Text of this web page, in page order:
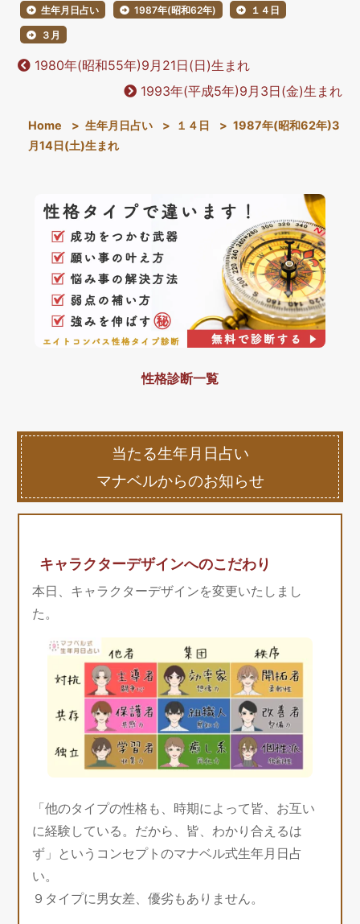
生年月日占い 1987年(昭和62年) １４日
３月
1980年(昭和55年)9月21日(日)生まれ
1993年(平成5年)9月3日(金)生まれ
Home > 生年月日占い > １４日 > 1987年(昭和62年)3
月14日(土)生まれ
性格診断一覧
当たる生年月日占い
マナベルからのお知らせ
キャラクターデザインへのこだわり
本日、キャラクターデザインを変更いたしまし
た。
「他のタイプの性格も、時期によって皆、お互い
に経験している。だから、皆、わかり合えるは
ず」というコンセプトのマナベル式生年月日占
い。
９タイプに男女差、優劣もありません。